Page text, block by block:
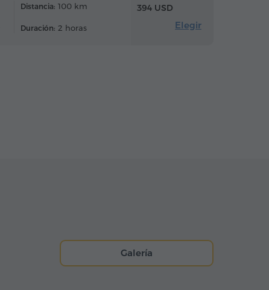
Distancia: 100 km
Duración: 2 horas
394 USD
Elegir
Galería